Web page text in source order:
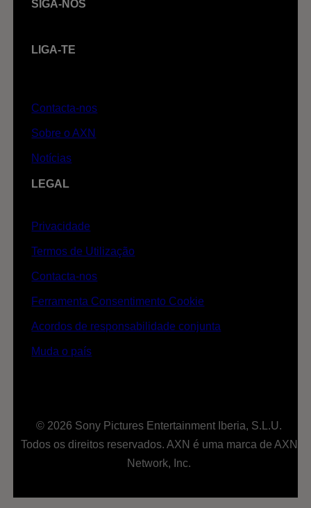
SIGA-NOS
LIGA-TE
Contacta-nos
Sobre o AXN
Notícias
LEGAL
Privacidade
Termos de Utilização
Contacta-nos
Ferramenta Consentimento Cookie
Acordos de responsabilidade conjunta
Muda o país
© 2026 Sony Pictures Entertainment Iberia, S.L.U.
Todos os direitos reservados. AXN é uma marca de AXN
Network, Inc.